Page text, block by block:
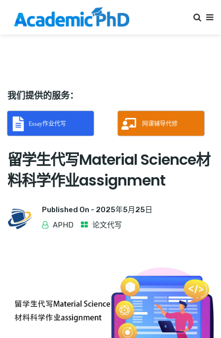
我们提供的服务：
Essay作业代写 网课辅导代修
留学生代写Material Science材
料科学作业assignment
Published On - 2025年5月25日
APHD
论文代写